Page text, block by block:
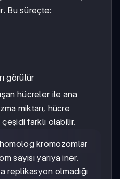
Bu süreçte:
görülür
hücreler ile ana
miktarı, hücre
farklı olabilir.
kromozomlar
sayısı yarıya iner.
replikasyon olmadığı